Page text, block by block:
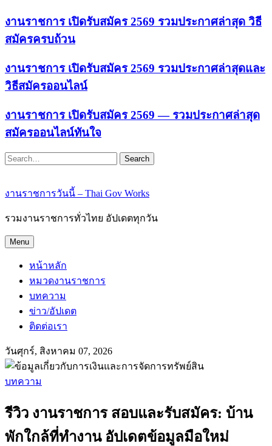
งานราชการ เปิดรับสมัคร 2569 รวมประกาศล่าสุด วิธี
สมัครครบถ้วน
งานราชการ เปิดรับสมัคร 2569 รวมประกาศล่าสุดและ
วิธีสมัครออนไลน์
งานราชการ เปิดรับสมัคร 2569 — รวมประกาศล่าสุด
สมัครออนไลน์ทันใจ
Search
งานราชการวันนี้ – Thai Gov Works
รวมงานราชการทั่วไทย อัปเดตทุกวัน
Menu
หน้าหลัก
หมวดงานราชการ
บทความ
ข่าว/อัปเดต
ติดต่อเรา
วันศุกร์, สิงหาคม 07, 2026
บทความ
รีวิว งานราชการ สอบและรับสมัคร: บ้าน
พักใกล้ที่ทำงาน อัปเดตข้อมูลมือใหม่